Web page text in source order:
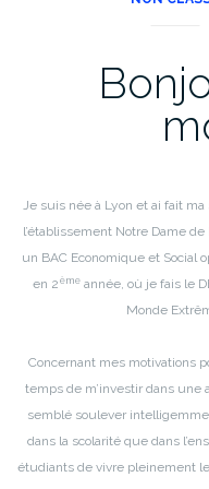
Je suis née à Lyon et ai fait
l’établissement Notre Dame
un BAC Economique et Social
en 2 ème année, où je fais le
Monde
Concernant mes motivations
temps de m’investir dans une
semblé soulever
dans la scolarité que dans
étudiants de vivre pleinement